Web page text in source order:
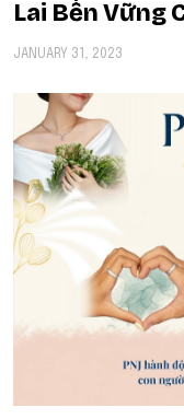
Lai Bền Vững
JANUARY 31, 2023